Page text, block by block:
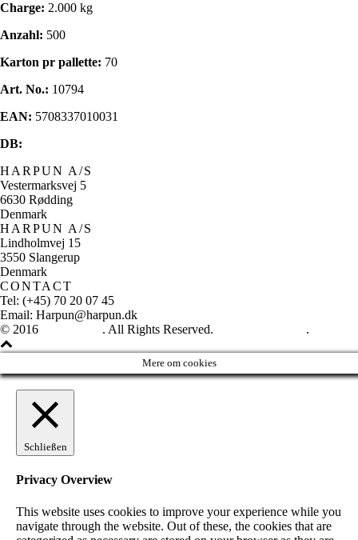
Charge: 2.000 kg
Anzahl: 500
Karton pr pallette: 70
Art. No.: 10794
EAN: 5708337010031
DB:
HARPUN A/S
Vestermarksvej 5
6630 Rødding
Denmark
HARPUN A/S
Lindholmvej 15
3550 Slangerup
Denmark
CONTACT
Tel: (+45) 70 20 07 45
Email: Harpun@harpun.dk
© 2016
. All Rights Reserved. .
Mere om cookies
Schließen
Privacy Overview
This website uses cookies to improve your experience while you
navigate through the website. Out of these, the cookies that are